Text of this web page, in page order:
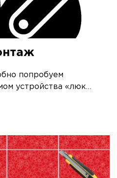
попробуем
устройства «люк